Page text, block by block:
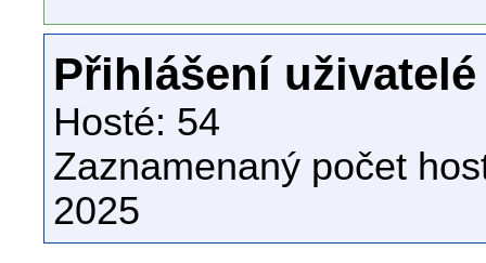
Přihlášení uživatelé
Hosté: 54
Zaznamenaný počet
2025